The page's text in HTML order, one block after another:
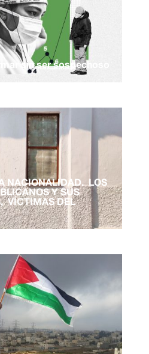
sin ser sospechoso
NACIONALIDAD. LOS
Y SUS
VÍCTIMAS DEL